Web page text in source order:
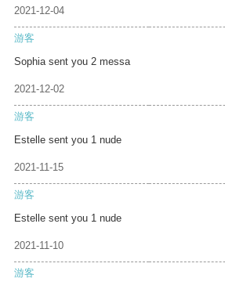
2021-12-04
游客
Sophia sent you 2 messa
2021-12-02
游客
Estelle sent you 1 nude
2021-11-15
游客
Estelle sent you 1 nude
2021-11-10
游客